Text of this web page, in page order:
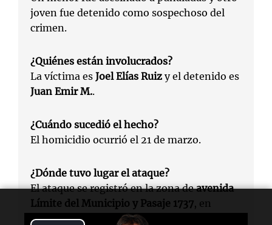
joven fue detenido como sospechoso del
crimen.
¿Quiénes están involucrados?
La víctima es Joel Elías Ruiz y el detenido es
Juan Emir M..
¿Cuándo sucedió el hecho?
El homicidio ocurrió el 21 de marzo.
¿Dónde tuvo lugar el ataque?
El ataque se registró en la zona deavenida
Límite del Municipio y Pasaje 1737, en
Rosario.